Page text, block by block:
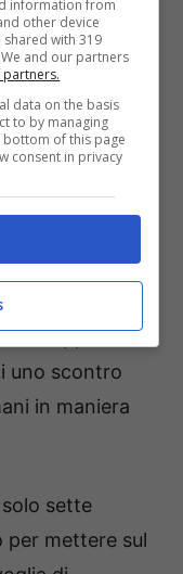
nel
una brutta
chiudere
punti
da
occasione
di lay up
ritrovare
troppo
uno scontro
in maniera
sette
mettere sul
information from
other device
with 319
and our partners
partners.
data on the basis
to by managing
of this page
consent in privacy